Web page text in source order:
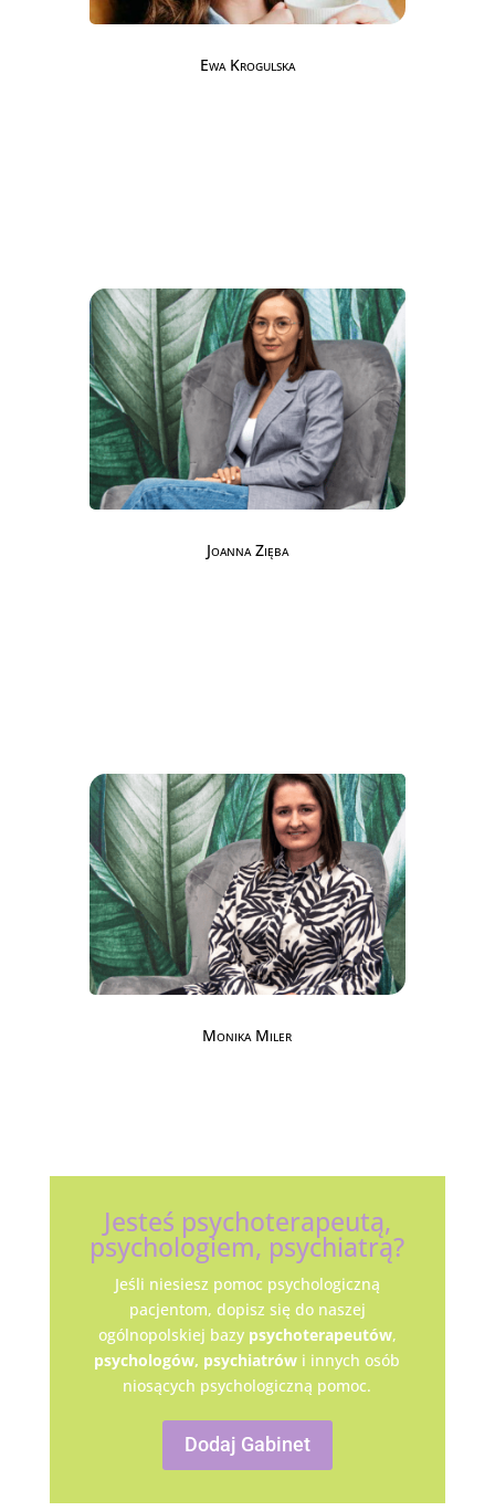
Ewa Krogulska
Joanna Zięba
Monika Miler
Jesteś psychoterapeutą,
psychologiem, psychiatrą?
Jeśli niesiesz pomoc psychologiczną
pacjentom, dopisz się do naszej
ogólnopolskiej bazy psychoterapeutów,
psychologów, psychiatrów i innych osób
niosących psychologiczną pomoc.
Dodaj Gabinet